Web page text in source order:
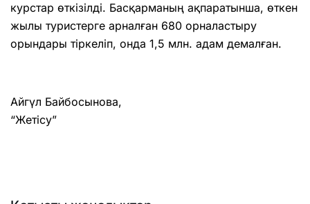
курстар өткізілді. Басқарманың ақпаратынша, өткен
жылы туристерге арналған 680 орналастыру
орындары тіркеліп, онда 1,5 млн. адам демалған.
Айгүл Байбосынова,
“Жетісу”